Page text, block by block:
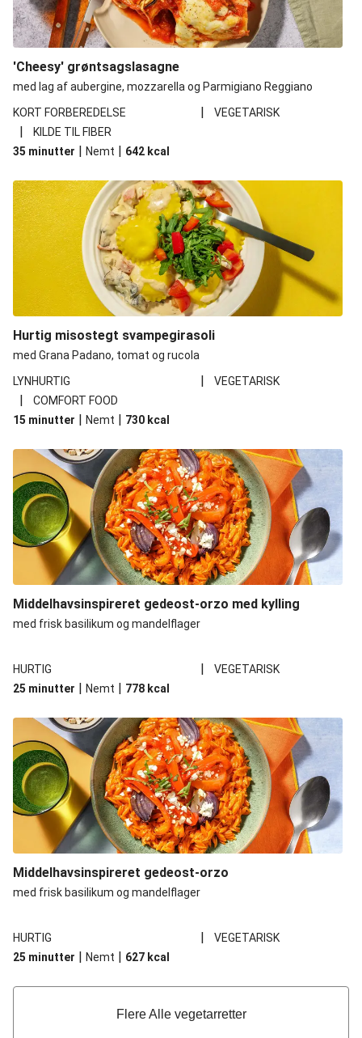
'Cheesy' grøntsagslasagne
med lag af aubergine, mozzarella og Parmigiano Reggiano
KORT FORBEREDELSE
| VEGETARISK
|
KILDE TIL FIBER
35 minutter | Nemt | 642 kcal
Hurtig misostegt svampegirasoli
med Grana Padano, tomat og rucola
LYNHURTIG
| VEGETARISK
|
COMFORT FOOD
15 minutter | Nemt | 730 kcal
Middelhavsinspireret gedeost-orzo med kylling
med frisk basilikum og mandelflager
HURTIG |
VEGETARISK
25 minutter | Nemt | 778 kcal
Middelhavsinspireret gedeost-orzo
med frisk basilikum og mandelflager
HURTIG |
VEGETARISK
25 minutter | Nemt | 627 kcal
Flere Alle vegetarretter